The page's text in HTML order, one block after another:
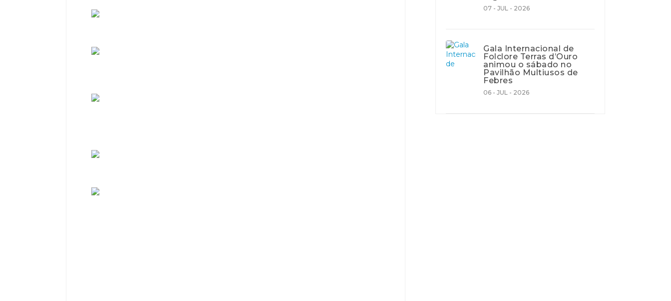
07 - JUL - 2026
Gala Internacional de
Folclore Terras d’Ouro
animou o sábado no
Pavilhão Multiusos de
Febres
06 - JUL - 2026